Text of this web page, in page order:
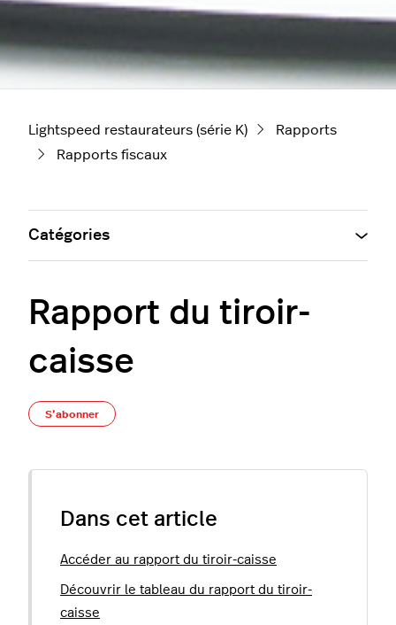
Lightspeed restaurateurs (série K)
Rapports
Rapports fiscaux
Rapport du tiroir-
caisse
S’abonner
Dans cet article
Accéder au rapport du tiroir-caisse
Découvrir le tableau du rapport du tiroir-
caisse
Catégories